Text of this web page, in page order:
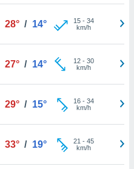
28° / 14° 15- 34
km/h
27° / 14° 12- 30
km/h
29° / 15° 16- 34
km/h
33° / 19° 21 - 45
km/h